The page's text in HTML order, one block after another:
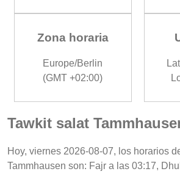
Zona horaria
Europe/Berlin
(GMT +02:00)
Tawkit salat
Hoy, viernes 2026-08-07, los horarios
Tammhausen son: Fajr a las 03:17,